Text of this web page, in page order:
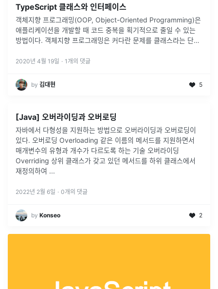
TypeScript 클래스와 인터페이스
객체지향 프로그래밍(OOP, Object-Oriented Programming)은
애플리케이션을 개발할 때 코드 중복을 획기적으로 줄일 수 있는
방법이다. 객체지향 프로그래밍은 커다란 문제를 클래스라는 단위
는...
2020년 4월 19일 · 1 개의 댓글
by 김대현 5
[Java] 오버라이딩과 오버로딩
자바에서 다형성을 지원하는 방법으로 오버라이딩과 오버로딩이
있다. 오버로딩 Overloading 같은 이름의 메서드를 지원하면서
매개변수의 유형과 개수가 다르도록 하는 기술 오버라이딩
Overriding 상위 클래스가 갖고 있던 메서드를 하위 클래스에서
재정의하여 ...
2022년 2월 6일 · 0개의 댓글
by Konseo 2